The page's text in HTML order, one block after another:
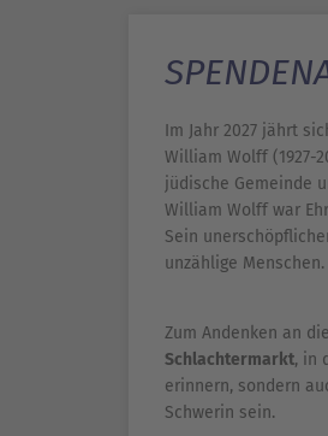
Im Jahr 2027 jährt
William Wolff (1927-
jüdische Gemeinde
William Wolff war
Sein
unzählige Menschen.
Zum Andenken an
Schlachtermarkt, in
erinnern, sondern
Schwerin sein.